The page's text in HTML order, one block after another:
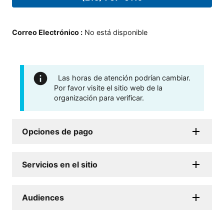
Correo Electrónico : No está disponible
Las horas de atención podrían cambiar.
Por favor visite el sitio web de la
organización para verificar.
Opciones de pago
Servicios en el sitio
Audiences